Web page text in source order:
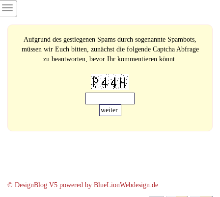
Aufgrund des gestiegenen Spams durch sogenannte Spambots,
müssen wir Euch bitten, zunächst die folgende Captcha Abfrage
zu beantworten, bevor Ihr kommentieren könnt.
© DesignBlog V5 powered by BlueLionWebdesign.de